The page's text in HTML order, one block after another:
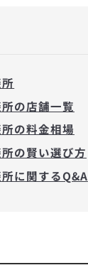
の店舗一覧
の料金相場
の賢い選び方
に関するQ&A